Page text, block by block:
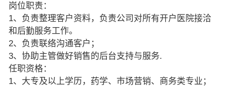
岗位职责：
1、负责整理客户资料，负责公司对所有开户医院接洽
和后勤服务工作。
2、负责联络沟通客户；
3、协助主管做好销售的后台支持与服务.
任职资格：
1、大专及以上学历，药学、市场营销、商务类专业；